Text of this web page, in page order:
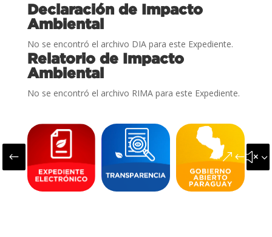
Declaración de Impacto
Ambiental
No se encontró el archivo DIA para este Expediente.
Relatorio de Impacto
Ambiental
No se encontró el archivo RIMA para este Expediente.
#